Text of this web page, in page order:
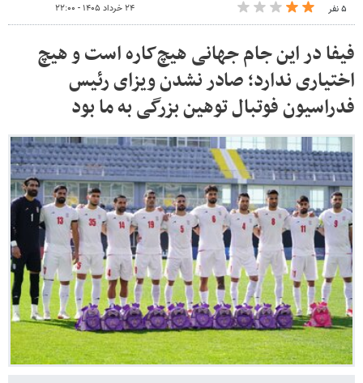
۵ نفر ۲۴ خرداد ۱۴۰۵ - ۲۲:۰۰
فیفا در این جام جهانی هیچ‌کاره است و هیچ
اختیاری ندارد؛ صادر نشدن ویزای رئیس
فدراسیون فوتبال توهین بزرگی به ما بود